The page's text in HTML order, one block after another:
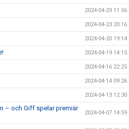
2024-04-29 11:56
2024-04-23 20:16
2024-04-20 19:14
2024-04-19 14:15
2024-04-16 22:25
2024-04-14 09:26
2024-04-13 12:30
– och Giff spelar premiär
2024-04-07 14:59